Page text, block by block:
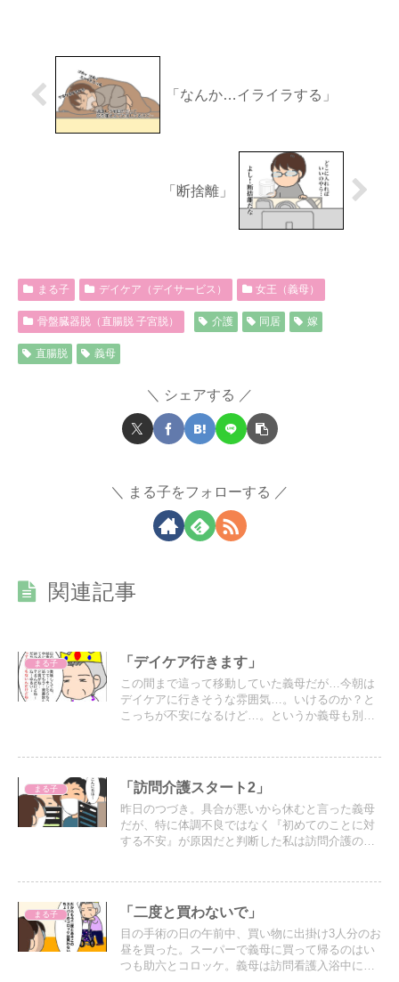
「なんか…イライラする」
「断捨離」
まる子 デイケア（デイサービス） 女王（義母）
骨盤臓器脱（直腸脱 子宮脱） 介護 同居 嫁
直腸脱 義母
シェアする
まる子をフォローする
関連記事
まる子 「デイケア行きます」
この間まで這って移動していた義母だが…今朝は
デイケアに行きそうな雰囲気…。いけるのか？と
こっちが不安になるけど…。というか義母も別に
まる子 「訪問介護スタート2」
昨日のつづき。具合が悪いから休むと言った義母
だが、特に体調不良ではなく『初めてのことに対
する不安』が原因だと判断した私は訪問介護の時
まる子 「二度と買わないで」
目の手術の日の午前中、買い物に出掛け3人分のお
昼を買った。スーパーで義母に買って帰るのはい
つも助六とコロッケ。義母は訪問看護入浴中にト